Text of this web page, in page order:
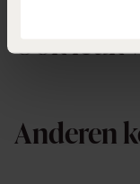
Ook leuk
Anderen